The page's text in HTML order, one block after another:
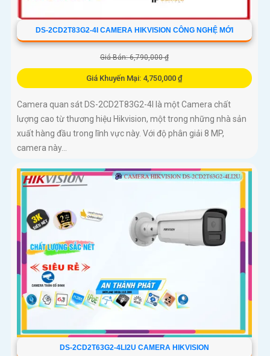
DS-2CD2T83G2-4I CAMERA HIKVISION CÔNG NGHỆ MỚI
Giá Bán: 6,790,000 ₫
Giá Khuyến Mại: 4,750,000 ₫
Camera quan sát DS-2CD2T83G2-4I là một Camera chất
lượng cao từ thương hiệu Hikvision, một trong những nhà sản
xuất hàng đầu trong lĩnh vực này. Với độ phân giải 8 MP,
camera này...
DS-2CD2T63G2-4LI2U CAMERA HIKVISION